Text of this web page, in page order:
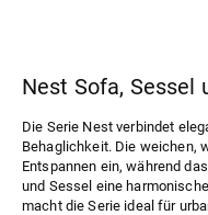
Nest Sofa, Sessel
Die Serie Nest verbindet
Behaglichkeit. Die weichen,
Entspannen ein, während
und Sessel eine
macht die Serie ideal für